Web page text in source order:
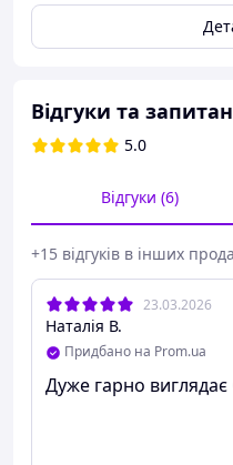
Відгуки та
5.0
Відгуки (6)
+15 відгуків в інших
23.03.2026
Наталія В.
Придбано на Prom.ua
Дуже гарно виглядає